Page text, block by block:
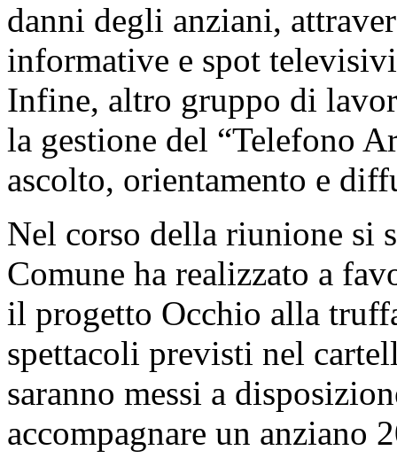
danni degli anziani,
informative e spot
Infine, altro gruppo di
la gestione del “Telefono
ascolto, orientamento e
Nel corso della riunione si
Comune ha realizzato a
il progetto Occhio alla
spettacoli previsti nel
saranno messi a
accompagnare un anziano